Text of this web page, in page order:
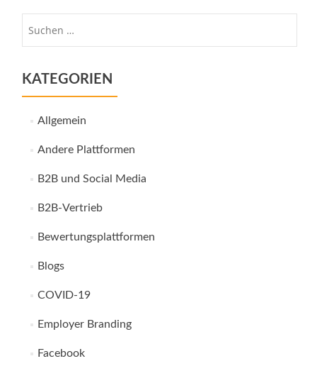
KATEGORIEN
Allgemein
Andere Plattformen
B2B und Social Media
B2B-Vertrieb
Bewertungsplattformen
Blogs
COVID-19
Employer Branding
Facebook